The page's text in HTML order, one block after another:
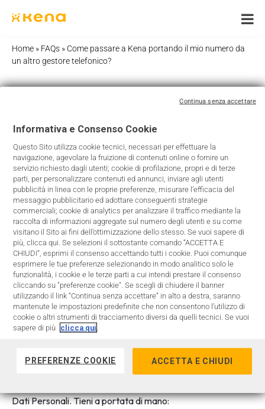
Home » FAQs » Come passare a Kena portando il mio numero da
un altro gestore telefonico?
il mio numero da un altro
gestore telefonico?
Passare a Kena Mobile, effettuando cambio di Operatore
telefonico, è facile e veloce, anche mantenendo il tuo
Credito e numero telefonico.
Puoi farlo presso un punto vendita Kena, chiamando il
servizio assistenza clienti 181 oppure direttamente online sul
sito Kena o sull’APP Kena Mobile.
Sul sito Kena, accedendo alla pagina Offerte, puoi scegliere
quella più adatta alle tue esigenze. Una volta scelta
l’Offerta, cliccando sulbottone “ACQUISTA” , inserisci tuo
il numero da portare in Kena e seleziona l’operatore di
Cambiare il gestore telefonico e passare in Kena Mobile è
Dati Personali. Tieni a portata di mano:
Informativa e Consenso Cookie
Questo Sito utilizza cookie tecnici, necessari per effettuare la
navigazione, agevolare la fruizione di contenuti online o fornire un
servizio richiesto dagli utenti; cookie di profilazione, propri e di terze
parti, per personalizzare contenuti ed annunci, inviare agli utenti
pubblicità in linea con le proprie preferenze, misurare l’efficacia del
messaggio pubblicitario ed adottare conseguenti strategie
commerciali; cookie di analytics per analizzare il traffico mediante la
raccolta di informazioni aggregate sul numero degli utenti e su come
visitano il Sito ai fini dell’ottimizzazione dello stesso. Se vuoi sapere di
più, clicca qui. Se selezioni il sottostante comando “ACCETTA E
CHIUDI”, esprimi il consenso accettando tutti i cookie. Puoi comunque
esprimere le tue preferenze selezionando in modo analitico solo le
funzionalità, i cookie e le terze parti a cui intendi prestare il consenso
cliccando su "preferenze cookie". Se scegli di chiudere il banner
utilizzando il link “Continua senza accettare” in alto a destra, saranno
mantenute le impostazioni predefinite che non consentono l’utilizzo di
cookie o altri strumenti di tracciamento diversi da quelli tecnici. Se vuoi
sapere di più clicca qui
PREFERENZE COOKIE ACCETTA E CHIUDI
Continua senza accettare